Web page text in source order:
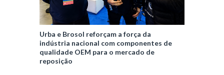
Urba e Brosol reforçam a força da
indústria nacional com componentes de
qualidade OEM para o mercado de
reposição